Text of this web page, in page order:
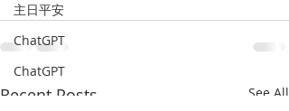
主日平安
ChatGPT
ChatGPT
Digital wellbeing
Recent Posts See All